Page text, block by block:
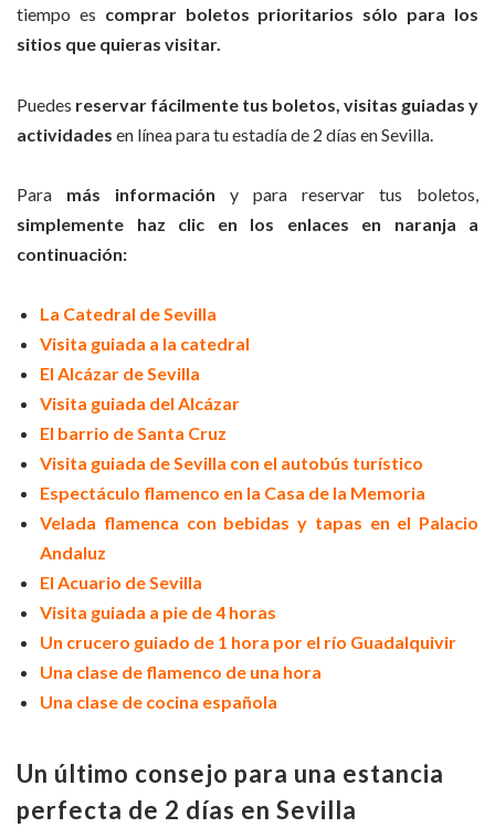
tiempo es comprar boletos prioritarios sólo para los
sitios que quieras visitar.
Puedes reservar fácilmente tus boletos, visitas guiadas y
actividades en línea para tu estadía de 2 días en Sevilla.
Para más información y para reservar tus boletos,
simplemente haz clic en los enlaces en naranja a
continuación:
La Catedral de Sevilla
Visita guiada a la catedral
El Alcázar de Sevilla
Visita guiada del Alcázar
El barrio de Santa Cruz
Visita guiada de Sevilla con el autobús turístico
Espectáculo flamenco en la Casa de la Memoria
Velada flamenca con bebidas y tapas en el Palacio
Andaluz
El Acuario de Sevilla
Visita guiada a pie de 4 horas
Un crucero guiado de 1 hora por el río Guadalquivir
Una clase de flamenco de una hora
Una clase de cocina española
Un último consejo para una estancia
perfecta de 2 días en Sevilla